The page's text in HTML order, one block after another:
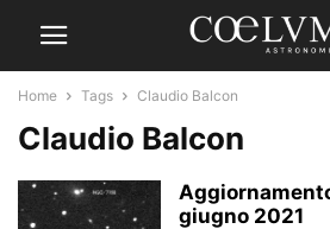
Home Tags Claudio Balcon
Claudio Balcon
giugno 2021